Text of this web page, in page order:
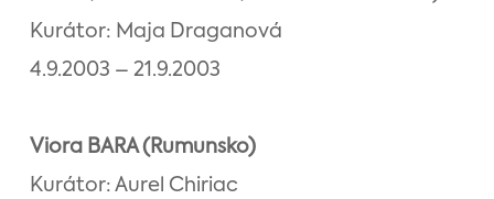
Kurátor: Maja Draganová
4.9.2003 – 21.9.2003
Viora BARA (Rumunsko)
Kurátor: Aurel Chiriac